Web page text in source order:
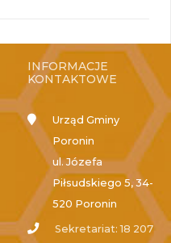
INFORMACJE
KONTAKTOWE
Urząd Gminy
Poronin
ul. Józefa
Piłsudskiego 5, 34-
520 Poronin
Sekretariat: 18 207